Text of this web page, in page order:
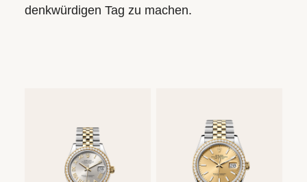
denkwürdigen Tag zu machen.